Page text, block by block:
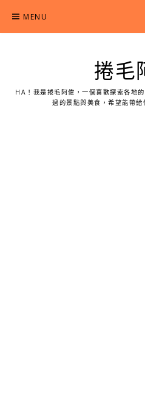
content
MENU
捲毛
HA！我是捲毛阿偉，一個喜歡探索各地
過的景點與美食，希望能帶給